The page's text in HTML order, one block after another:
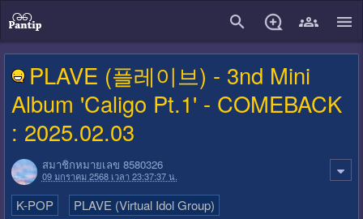
PLAVE (플레이브) - 3nd Mini
Album 'Caligo Pt.1' - COMEBACK
: 2025.02.03
สมาชิกหมายเลข 8580326
09 มกราคม 2568 เวลา 23:37:37 น.
K-POP
PLAVE (Virtual Idol Group)
close